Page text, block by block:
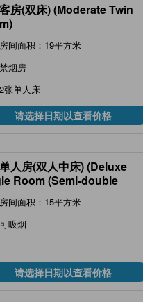
房(双床) (Moderate Twin
房间面积：19平方米
禁烟房
2张单人床
请选择日期以查看价格
人房(双人中床) (Deluxe
Room (Semi-double
房间面积：15平方米
可吸烟
请选择日期以查看价格